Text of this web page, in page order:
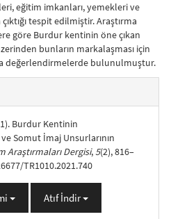
eğitim imkanları, yemekleri ve
tespit edilmiştir. Araştırma
göre Burdur kentinin öne çıkan
bunların markalaşması için
değerlendirmelerde bulunulmuştur.
Burdur Kentinin
Somut İmaj Unsurlarının
Araştırmaları Dergisi, 5(2), 816–
TR1010.2021.740
Atıf İndir